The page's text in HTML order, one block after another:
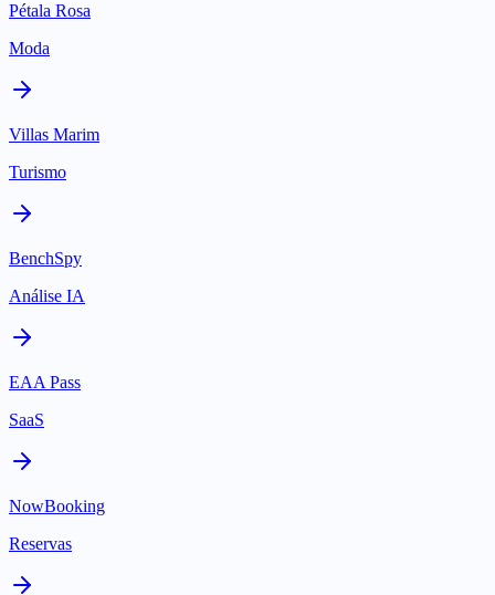
Pétala Rosa
Moda
Villas Marim
Turismo
BenchSpy
Análise IA
EAA Pass
SaaS
NowBooking
Reservas